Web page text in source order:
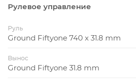
Рулевое управление
Руль
Ground Fiftyone 740 x 31.8 mm
Вынос
Ground Fiftyone 31.8 mm